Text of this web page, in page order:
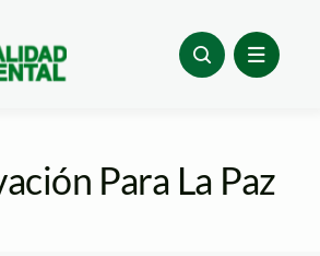
Para La Paz